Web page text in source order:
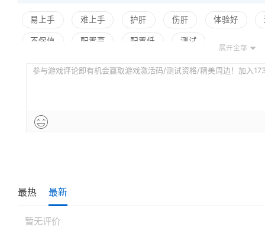
易上手 难上手 护肝 伤肝 体验好
不保值 配置高 配置低 测试
展开全部
参与游戏评论即有机会赢取游戏激活码/测试资格/精美周边！加入
最热 最新
暂无评价